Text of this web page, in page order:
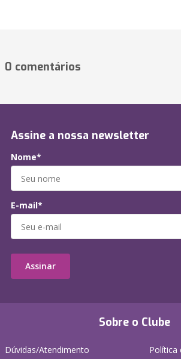
0 comentários
Sobre o Clube
Dúvidas/Atendimento
Política
Assine a nossa newsletter
Nome*
E-mail*
Assinar